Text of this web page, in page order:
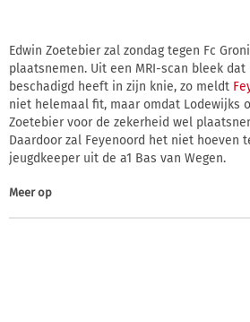
Edwin Zoetebier zal zondag tegen Fc
plaatsnemen. Uit een MRI-scan bleek
beschadigd heeft in zijn knie, zo meldt
niet helemaal fit, maar omdat Lodewijks
Zoetebier voor de zekerheid wel
Daardoor zal Feyenoord het niet hoeven
jeugdkeeper uit de a1 Bas van Wegen.
Meer op